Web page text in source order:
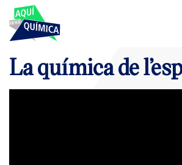
La química de